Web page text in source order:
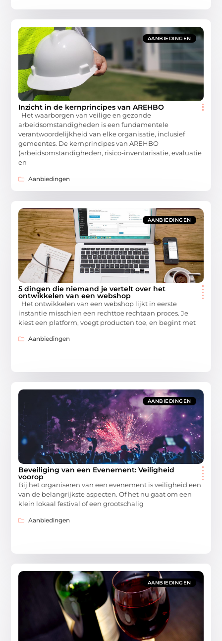
AANBIEDINGEN
Inzicht in de kernprincipes van AREHBO
Het waarborgen van veilige en gezonde
arbeidsomstandigheden is een fundamentele
verantwoordelijkheid van elke organisatie, inclusief
gemeentes. De kernprincipes van AREHBO
(arbeidsomstandigheden, risico-inventarisatie, evaluatie
en
Aanbiedingen
AANBIEDINGEN
5 dingen die niemand je vertelt over het
ontwikkelen van een webshop
Het ontwikkelen van een webshop lijkt in eerste
instantie misschien een rechttoe rechtaan proces. Je
kiest een platform, voegt producten toe, en begint met
Aanbiedingen
AANBIEDINGEN
Beveiliging van een Evenement: Veiligheid
voorop
Bij het organiseren van een evenement is veiligheid een
van de belangrijkste aspecten. Of het nu gaat om een
klein lokaal festival of een grootschalig
Aanbiedingen
AANBIEDINGEN